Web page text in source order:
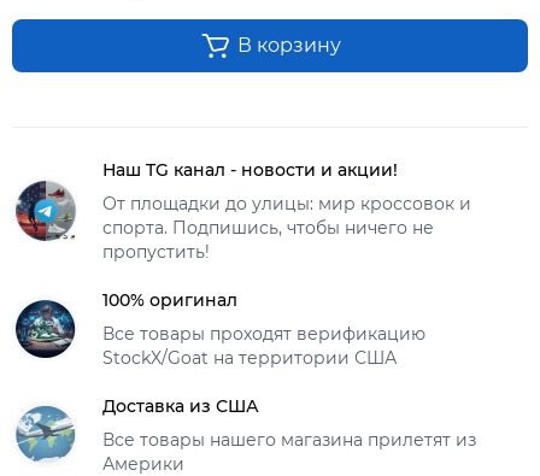
В корзину
Наш TG канал - новости и акции!
От площадки до улицы: мир кроссовок и
спорта. Подпишись, чтобы ничего не
пропустить!
100% оригинал
Все товары проходят верификацию
StockX/Goat на территории США
Доставка из США
Все товары нашего магазина прилетят из
Америки